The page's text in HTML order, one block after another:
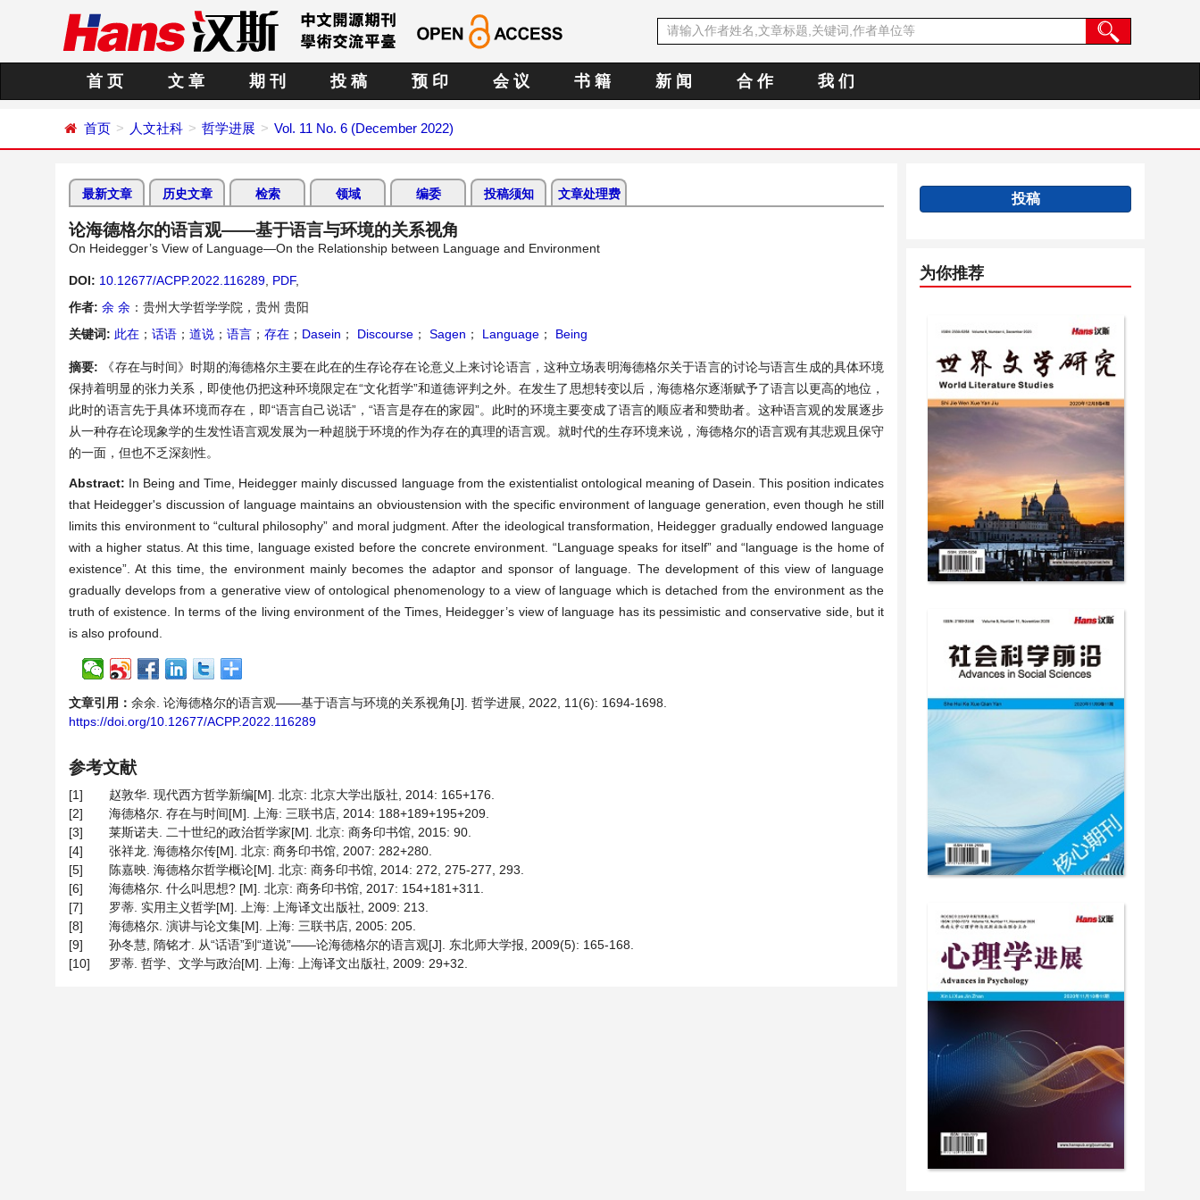
首 页 文 章 期 刊 投 稿 预 印 会 议 书 籍 新 闻 合 作 我 们
首页 人文社科 哲学进展 Vol. 11 No. 6 (December 2022)
最新文章 历史文章 检索 领域 编委 投稿须知 文章处理费
论海德格尔的语言观——基于语言与环境的关系视角
On Heidegger’s View of Language—On the Relationship between Language and Environment
DOI: 10.12677/ACPP.2022.116289 PDF,
作者: 余 余 ：贵州大学哲学学院，贵州 贵阳
关键词: 此在 ； 话语 ； 道说 ； 语言 ； 存在 ； Dasein ； Discourse ； Sagen ； Language ； Being
摘要:
《存在与时间》时期的海德格尔主要在此在的生存论存在论意义上来讨论语言，这种立场表明海德格尔关于语言的讨论与语言生成的具体环境
保持着明显的张力关系，即使他仍把这种环境限定在“文化哲学”和道德评判之外。在发生了思想转变以后，海德格尔逐渐赋予了语言以更高的地位，
此时的语言先于具体环境而存在，即“语言自己说话”，“语言是存在的家园”。此时的环境主要变成了语言的顺应者和赞助者。这种语言观的发展逐步
从一种存在论现象学的生发性语言观发展为一种超脱于环境的作为存在的真理的语言观。就时代的生存环境来说，海德格尔的语言观有其悲观且保守
的一面，但也不乏深刻性。
Abstract: In Being and Time, Heidegger mainly discussed language from the existentialist ontological meaning of Dasein. This position indicates
that Heidegger's discussion of language maintains an obvioustension with the specific environment of language generation, even though he still
limits this environment to “cultural philosophy” and moral judgment. After the ideological transformation, Heidegger gradually endowed language
with a higher status. At this time, language existed before the concrete environment. “Language speaks for itself” and “language is the home of
existence”. At this time, the environment mainly becomes the adaptor and sponsor of language. The development of this view of language
gradually develops from a generative view of ontological phenomenology to a view of language which is detached from the environment as the
truth of existence. In terms of the living environment of the Times, Heidegger’s view of language has its pessimistic and conservative side, but it
is also profound.
文章引用： 余余. 论海德格尔的语言观——基于语言与环境的关系视角[J]. 哲学进展, 2022, 11(6): 1694-1698.
https://doi.org/10.12677/ACPP.2022.116289
参考文献
[1]
赵敦华. 现代西方哲学新编[M]. 北京: 北京大学出版社, 2014: 165+176.
[2]
海德格尔. 存在与时间[M]. 上海: 三联书店, 2014: 188+189+195+209.
[3]
莱斯诺夫. 二十世纪的政治哲学家[M]. 北京: 商务印书馆, 2015: 90.
[4]
张祥龙. 海德格尔传[M]. 北京: 商务印书馆, 2007: 282+280.
[5]
陈嘉映. 海德格尔哲学概论[M]. 北京: 商务印书馆, 2014: 272, 275-277, 293.
[6]
海德格尔. 什么叫思想? [M]. 北京: 商务印书馆, 2017: 154+181+311.
[7]
罗蒂. 实用主义哲学[M]. 上海: 上海译文出版社, 2009: 213.
[8]
海德格尔. 演讲与论文集[M]. 上海: 三联书店, 2005: 205.
[9]
孙冬慧, 隋铭才. 从“话语”到“道说”——论海德格尔的语言观[J]. 东北师大学报, 2009(5): 165-168.
[10]
罗蒂. 哲学、文学与政治[M]. 上海: 上海译文出版社, 2009: 29+32.
投稿
为你推荐